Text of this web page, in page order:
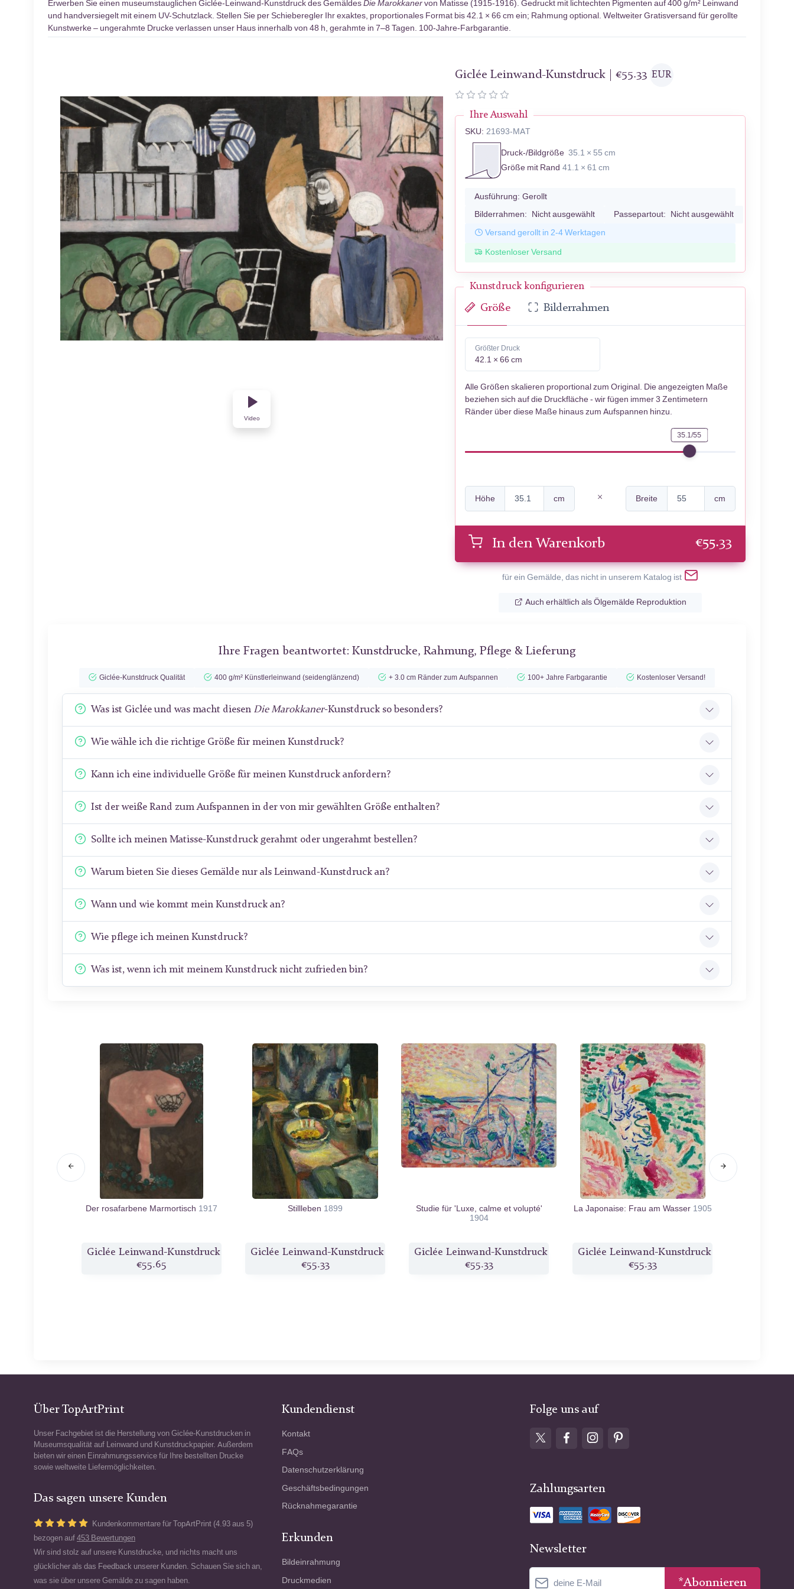
Erwerben Sie einen museumstauglichen Giclée-Leinwand-Kunstdruck des GemäldesDie Marokkanervon Matisse (1915-1916). Gedruckt mit lichtechten Pigmenten auf 400 g/m² Leinwand
und handversiegelt mit einem UV-Schutzlack. Stellen Sie per Schieberegler Ihr exaktes, proportionales Format bis 42.1 × 66 cm ein; Rahmung optional. Weltweiter Gratisversand für gerollte
Kunstwerke – ungerahmte Drucke verlassen unser Haus innerhalb von 48 h, gerahmte in 7–8 Tagen. 100-Jahre-Farbgarantie.
Video
Giclée Leinwand-Kunstdruck |€55.33 EUR
Ihre Auswahl
SKU: 21693-MAT
Druck-/Bildgröße 35.1 × 55 cm
Größe mit Rand 41.1 × 61 cm
Ausführung: Gerollt
Bilderrahmen: Nicht ausgewählt Passepartout: Nicht ausgewählt
Versand gerollt in 2-4 Werktagen
Kostenloser Versand
Kunstdruck konfigurieren
Größe Bilderrahmen
Größter Druck
42.1 × 66 cm
Alle Größen skalieren proportional zum Original. Die angezeigten Maße
beziehen sich auf die Druckfläche - wir fügen immer 3 Zentimetern
Ränder über diese Maße hinaus zum Aufspannen hinzu.
35.1/55
Höhe cm Breite cm
In den Warenkorb €55.33
für ein Gemälde, das nicht in unserem Katalog ist
Auch erhältlich als Ölgemälde Reproduktion
Ihre Fragen beantwortet: Kunstdrucke, Rahmung, Pflege & Lieferung
Giclée-Kunstdruck Qualität 400 g/m² Künstlerleinwand (seidenglänzend) + 3.0 cm Ränder zum Aufspannen 100+ Jahre Farbgarantie Kostenloser Versand!
Was ist Giclée und was macht diesen Die Marokkaner-Kunstdruck so besonders?
Wie wähle ich die richtige Größe für meinen Kunstdruck?
Kann ich eine individuelle Größe für meinen Kunstdruck anfordern?
Ist der weiße Rand zum Aufspannen in der von mir gewählten Größe enthalten?
Sollte ich meinen Matisse-Kunstdruck gerahmt oder ungerahmt bestellen?
Warum bieten Sie dieses Gemälde nur als Leinwand-Kunstdruck an?
Wann und wie kommt mein Kunstdruck an?
Wie pflege ich meinen Kunstdruck?
Was ist, wenn ich mit meinem Kunstdruck nicht zufrieden bin?
Der rosafarbene Marmortisch 1917
Giclée Leinwand-Kunstdruck
€55.65
Stillleben 1899
Giclée Leinwand-Kunstdruck
€55.33
Studie für 'Luxe, calme et volupté'
1904
Giclée Leinwand-Kunstdruck
€55.33
La Japonaise: Frau am Wasser 1905
Giclée Leinwand-Kunstdruck
€55.33
Über TopArtPrint
Unser Fachgebiet ist die Herstellung von Giclée-Kunstdrucken in
Museumsqualität auf Leinwand und Kunstdruckpapier. Außerdem
bieten wir einen Einrahmungsservice für Ihre bestellten Drucke
sowie weltweite Liefermöglichkeiten.
Das sagen unsere Kunden
Kundenkommentare für TopArtPrint (4.93 aus 5)
bezogen auf 453 Bewertungen
Wir sind stolz auf unsere Kunstdrucke, und nichts macht uns
glücklicher als das Feedback unserer Kunden. Schauen Sie sich an,
was sie über unsere Gemälde zu sagen haben.
Kundendienst
Kontakt
FAQs
Datenschutzerklärung
Geschäftsbedingungen
Rücknahmegarantie
Erkunden
Bildeinrahmung
Druckmedien
Folge uns auf
Zahlungsarten
Newsletter
*Abonnieren